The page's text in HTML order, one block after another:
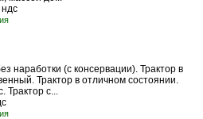
наработки (с консервации). Трактор в
Трактор в отличном состоянии.
Трактор с...